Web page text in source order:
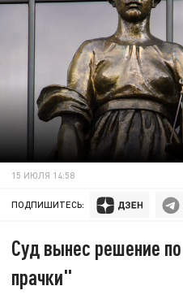
15 ИЮЛЯ 14:58
ПОДПИШИТЕСЬ:
Суд вынес решение
прачки"